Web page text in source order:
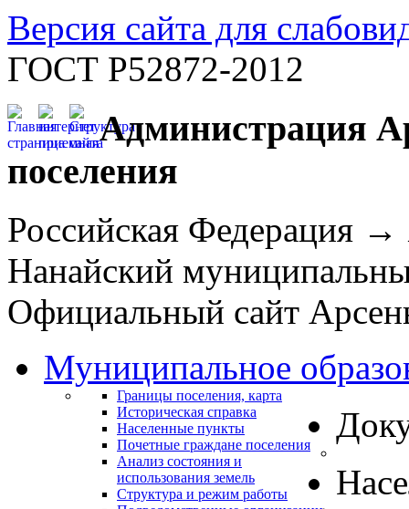
Версия сайта для
ГОСТ Р52872-2012
Администрация
поселения
Российская Федерация
Нанайский
Официальный сайт
Муниципальное
Границы поселения, карта
Историческая справка
Населенные пункты
Почетные граждане поселения
Анализ состояния и
использования земель
Структура и режим работы